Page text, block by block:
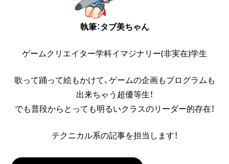
執筆：タブ美ちゃん
ゲームクリエイター学科イマジナリー(非実在)学生
歌って踊って絵もかけて、ゲームの企画もプログラムも
出来ちゃう超優等生！
でも普段からとっても明るいクラスのリーダー的存在！
テクニカル系の記事を担当します！